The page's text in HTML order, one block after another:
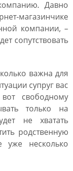
Давно
магазинчике
компании, –
сопутствовать
важна для
супруг вас
свободному
только на
не хватать
родственную
несколько